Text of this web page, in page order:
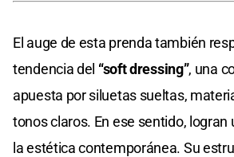
El auge de esta prenda también
tendencia del “soft dressing”, una
apuesta por siluetas sueltas,
tonos claros. En ese sentido, logran
la estética contemporánea. Su